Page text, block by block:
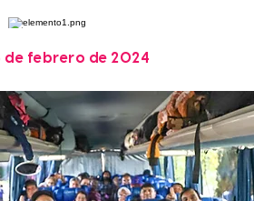
de febrero de 2024